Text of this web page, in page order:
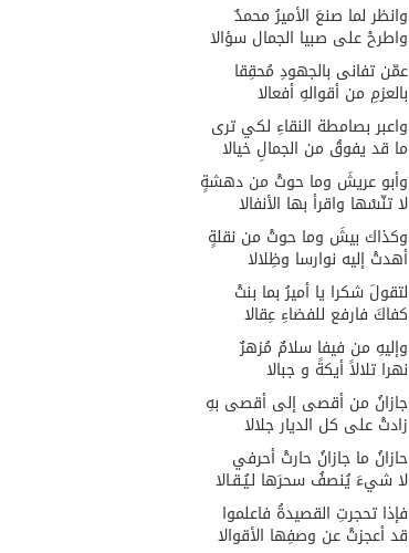
وانظر لما صنعَ الأميرُ محمدٌ
واطرحْ على صبيا الجمال سؤالا
عمّن تفانى بالجهودِ مُحقِقا
بالعزمِ من أقوالهِ أفعالا
واعبر بصامطة النقاءِ لكي ترى
ما قد يفوقُ من الجمالِ خيالا
وأبو عريشَ وما حوتْ من دهشةٍ
لا تنّسْها واقرأ بها الأنفالا
وكذاك بيشَ وما حوتْ من نقلةٍ
أهدتْ إليه نوارسا وظِلالا
لتقولَ شكرا يا أميرُ بما بنتْ
كفاكَ فارفع للفضاءِ عِقالا
وإليهِ من فيفا سلامٌ مُزهرٌ
نهرا تلالاً أيكةً و جبالا
جازانُ من أقصى إلى أقصى بهِ
زادتْ على كل الديار جلالا
حازانُ ما جازانُ حارتْ أحرفي
لا شيءَ يُنصفُ سحرَها لـيُـقـالا
فإذا تحجرتِ القصيدةُ فاعلموا
قد أعجزتْ عن وصفِها الأقوالا